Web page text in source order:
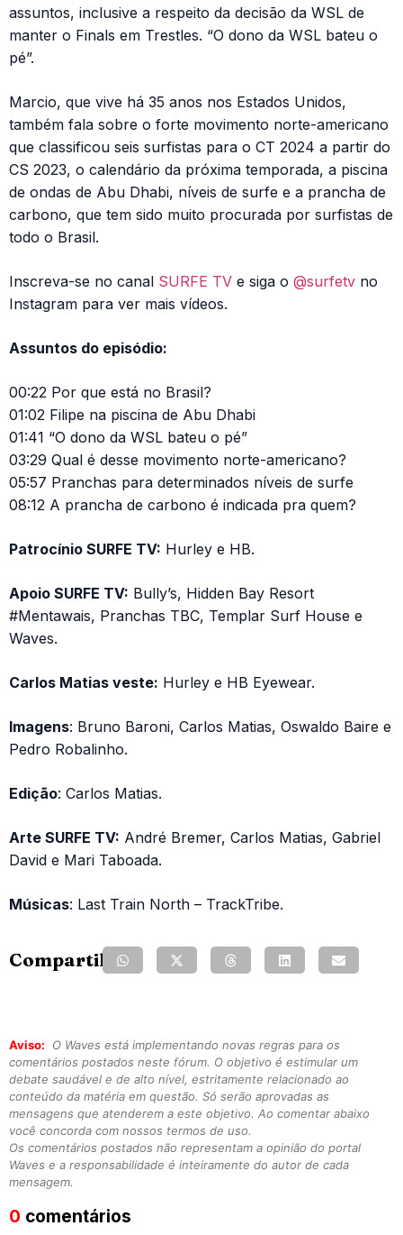
assuntos, inclusive a respeito da decisão da WSL de
manter o Finals em Trestles. “O dono da WSL bateu o
pé”.
Marcio, que vive há 35 anos nos Estados Unidos,
também fala sobre o forte movimento norte-americano
que classificou seis surfistas para o CT 2024 a partir do
CS 2023, o calendário da próxima temporada, a piscina
de ondas de Abu Dhabi, níveis de surfe e a prancha de
carbono, que tem sido muito procurada por surfistas de
todo o Brasil.
Inscreva-se no canal SURFE TV e siga o @surfetv no
Instagram para ver mais vídeos.
Assuntos do episódio:
00:22 Por que está no Brasil?
01:02 Filipe na piscina de Abu Dhabi
01:41 “O dono da WSL bateu o pé”
03:29 Qual é desse movimento norte-americano?
05:57 Pranchas para determinados níveis de surfe
08:12 A prancha de carbono é indicada pra quem?
Patrocínio SURFE TV: Hurley e HB.
Apoio SURFE TV: Bully’s, Hidden Bay Resort
#Mentawais, Pranchas TBC, Templar Surf House e
Waves.
Carlos Matias veste: Hurley e HB Eyewear.
Imagens: Bruno Baroni, Carlos Matias, Oswaldo Baire e
Pedro Robalinho.
Edição: Carlos Matias.
Arte SURFE TV: André Bremer, Carlos Matias, Gabriel
David e Mari Taboada.
Músicas: Last Train North – TrackTribe.
Compartilhe:
Aviso:
O Waves está implementando novas regras para os
comentários postados neste fórum. O objetivo é estimular um
debate saudável e de alto nível, estritamente relacionado ao
conteúdo da matéria em questão. Só serão aprovadas as
mensagens que atenderem a este objetivo. Ao comentar abaixo
você concorda com nossos termos de uso.
Os comentários postados não representam a opinião do portal
Waves e a responsabilidade é inteiramente do autor de cada
mensagem.
0 comentários